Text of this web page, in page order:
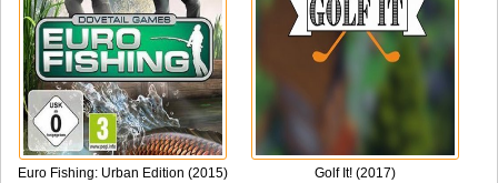
Euro Fishing: Urban Edition (2015) Golf It! (2017)